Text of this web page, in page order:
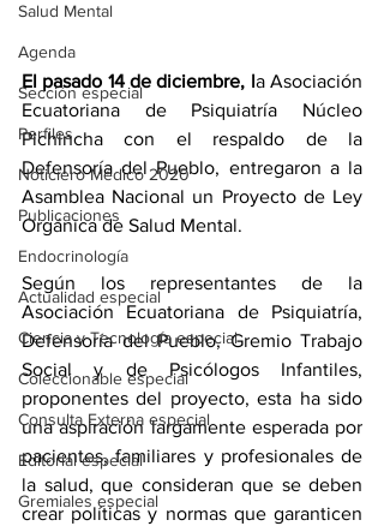
Salud Mental
Agenda
Sección especial
Perfiles
Noticiero Médico 2020
Publicaciones
Endocrinología
Actualidad especial
Ciencia y Tecnología especial
Coleccionable especial
Consulta Externa especial
Editorial especial
Gremiales especial
El pasado 14 de diciembre, la Asociación
Ecuatoriana de Psiquiatría Núcleo
Pichincha con el respaldo de la
Defensoría del Pueblo, entregaron a la
Asamblea Nacional un Proyecto de Ley
Orgánica de Salud Mental.
Según los representantes de la
Asociación Ecuatoriana de Psiquiatría,
Defensoría del Pueblo, Gremio Trabajo
Social y de Psicólogos Infantiles,
proponentes del proyecto, esta ha sido
una aspiración largamente esperada por
pacientes, familiares y profesionales de
la salud, que consideran que se deben
crear políticas y normas que garanticen